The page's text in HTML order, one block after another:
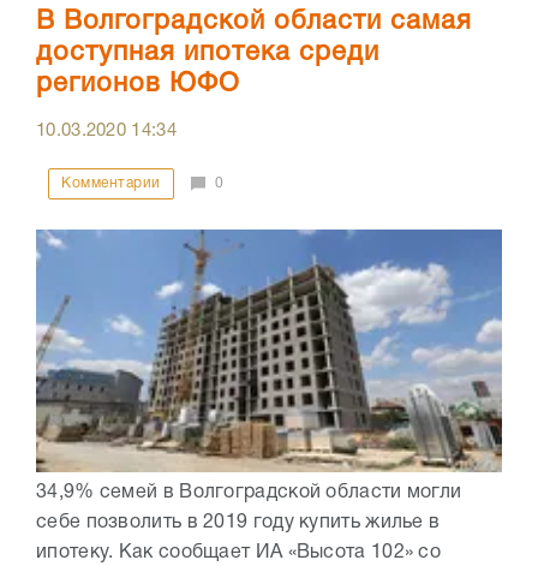
В Волгоградской области самая
доступная ипотека среди
регионов ЮФО
10.03.2020 14:34
Комментарии 0
34,9% семей в Волгоградской области могли
себе позволить в 2019 году купить жилье в
ипотеку. Как сообщает ИА «Высота 102» со